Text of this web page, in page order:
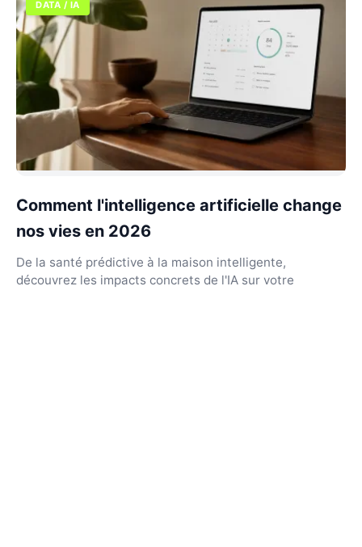
DATA / IA
Comment l'intelligence artificielle change
nos vies en 2026
De la santé prédictive à la maison intelligente,
découvrez les impacts concrets de l'IA sur votre